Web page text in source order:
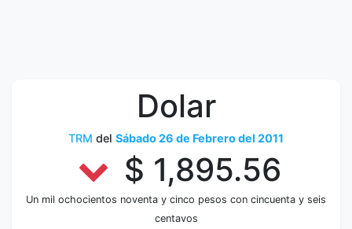
Dolar
TRM del Sábado 26 de Febrero del 2011
$ 1,895.56
Un mil ochocientos noventa y cinco pesos con cincuenta y seis
centavos